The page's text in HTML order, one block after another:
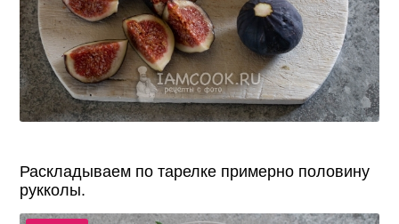
Раскладываем по тарелке примерно половину
рукколы.